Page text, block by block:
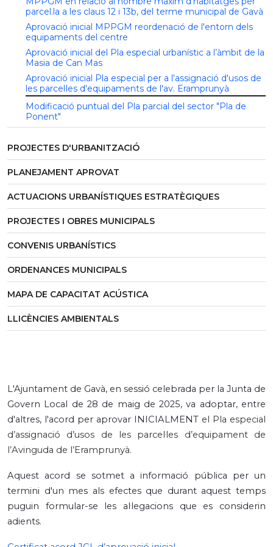
parcel.la a les claus 12 i 13b, del terme municipal de Gavà
Aprovació inicial MPPGM reordenació de l'entorn dels
equipaments del centre
Aprovació inicial del Pla especial urbanístic a l’àmbit de la
Masia de Can Mas
Aprovació inicial Pla especial per a l'assignació d'usos de
les parcel·les d'equipaments de l'av. Eramprunyà
Modificació puntual del Pla parcial del sector "Pla de
Ponent"
PROJECTES D'URBANITZACIÓ
PLANEJAMENT APROVAT
ACTUACIONS URBANÍSTIQUES ESTRATÈGIQUES
PROJECTES I OBRES MUNICIPALS
CONVENIS URBANÍSTICS
ORDENANCES MUNICIPALS
MAPA DE CAPACITAT ACÚSTICA
LLICÈNCIES AMBIENTALS
L'Ajuntament de Gavà, en sessió celebrada per la Junta de
Govern Local de 28 de maig de 2025, va adoptar, entre
d'altres, l'acord per aprovar INICIALMENT el Pla especial
d’assignació d’usos de les parcel·les d’equipament de
l’Avinguda de l’Eramprunyà.
Aquest acord se sotmet a informació pública per un
termini d'un mes als efectes que durant aquest temps
puguin formular-se les al·legacions que es considerin
adients.